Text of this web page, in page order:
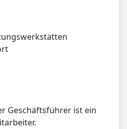
Geschäftsführer ist ein